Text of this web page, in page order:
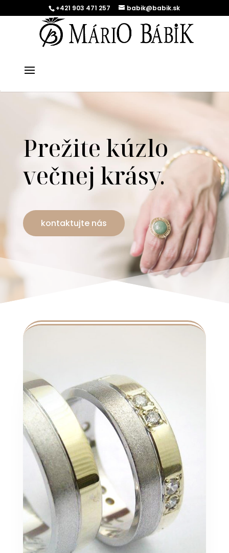
+421 903 471 257 babik@babik.sk
Prežite kúzlo
večnej krásy.
kontaktujte nás